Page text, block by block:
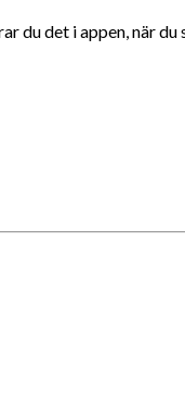
du det i appen, när